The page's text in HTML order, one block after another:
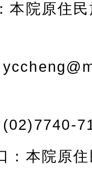
本院原住
(02)7740-
：本院原